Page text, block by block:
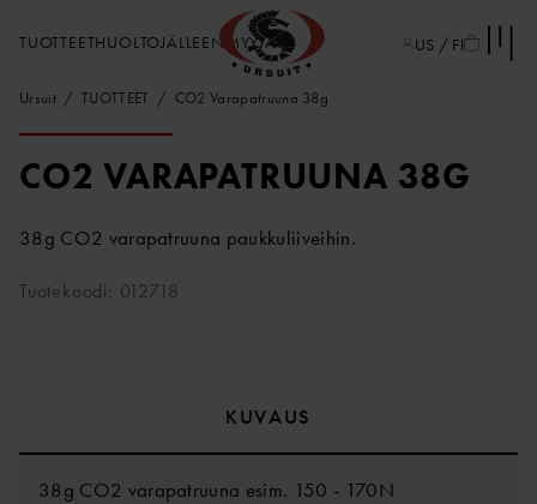
TUOTTEETHUOLTOJÄLLEENMYYJÄT US / FI
Ursuit TUOTTEET CO2 Varapatruuna 38g
CO2 VARAPATRUUNA 38G
38g CO2 varapatruuna paukkuliiveihin.
Tuotekoodi: 012718
KUVAUS
38g CO2 varapatruuna esim. 150 - 170N